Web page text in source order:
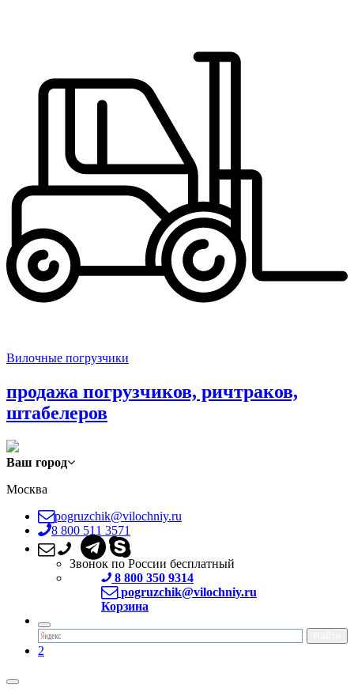
Вилочные погрузчики
продажа погрузчиков, ричтраков,
штабелеров
Ваш город
Москва
pogruzchik@vilochniy.ru
8 800 511 3571
Звонок по России бесплатный
8 800 350 9314
pogruzchik@vilochniy.ru
Корзина
2